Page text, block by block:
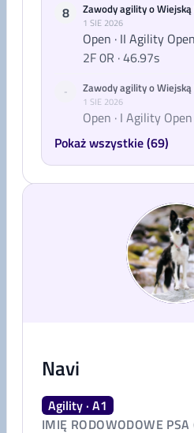
8
Zawody agility o
1 SIE 2026
Open · II Agility Open
2F 0R · 46.97s
- Zawody agility o
1 SIE 2026
Open · I Agility Open
Pokaż wszystkie (69)
Navi
Agility · A1
IMIĘ RODOWODOWE